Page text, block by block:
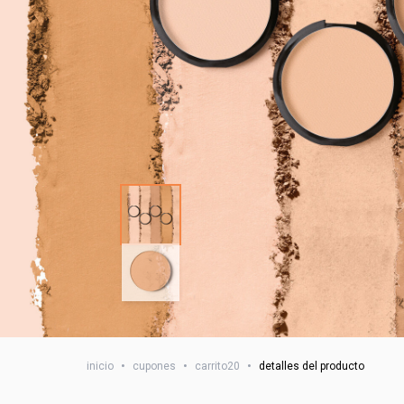
inicio • cupones • carrito20 • detalles del producto